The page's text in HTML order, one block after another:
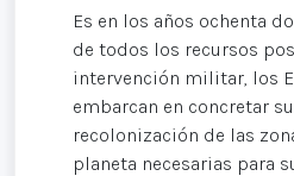
Es en los años ochenta
de todos los recursos
intervención militar, los
embarcan en concretar
recolonización de las
planeta necesarias para